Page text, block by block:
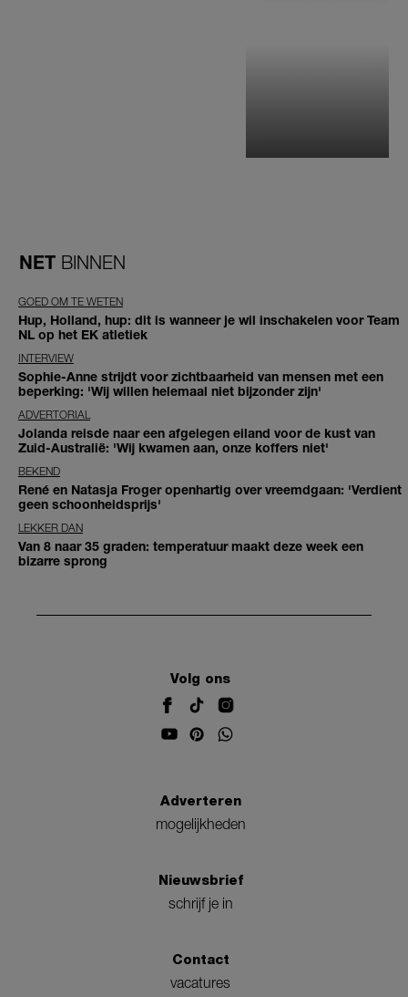
NET BINNEN
GOED OM TE WETEN
Hup, Holland, hup: dit is wanneer je wil inschakelen voor Team
NL op het EK atletiek
INTERVIEW
Sophie-Anne strijdt voor zichtbaarheid van mensen met een
beperking: 'Wij willen helemaal niet bijzonder zijn'
ADVERTORIAL
Jolanda reisde naar een afgelegen eiland voor de kust van
Zuid-Australië: 'Wij kwamen aan, onze koffers niet'
BEKEND
René en Natasja Froger openhartig over vreemdgaan: 'Verdient
geen schoonheidsprijs'
LEKKER DAN
Van 8 naar 35 graden: temperatuur maakt deze week een
bizarre sprong
Volg ons
Adverteren
mogelijkheden
Nieuwsbrief
schrijf je in
Contact
vacatures